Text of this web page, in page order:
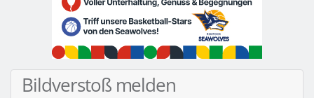
Bildverstoß melden